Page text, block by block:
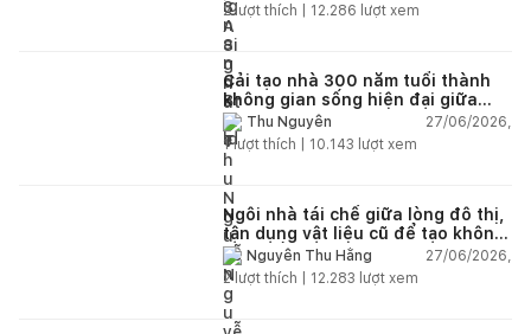
2lượt thích | 12.286 lượt xem
Cải tạo nhà 300 năm tuổi thành
không gian sống hiện đại giữa
thiên nhiên
Thu Nguyễn
27/06/2026,
1lượt thích | 10.143 lượt xem
Ngôi nhà tái chế giữa lòng đô thị,
tận dụng vật liệu cũ để tạo không
gian sống linh hoạt
Nguyễn Thu Hằng
27/06/2026,
2lượt thích | 12.283 lượt xem